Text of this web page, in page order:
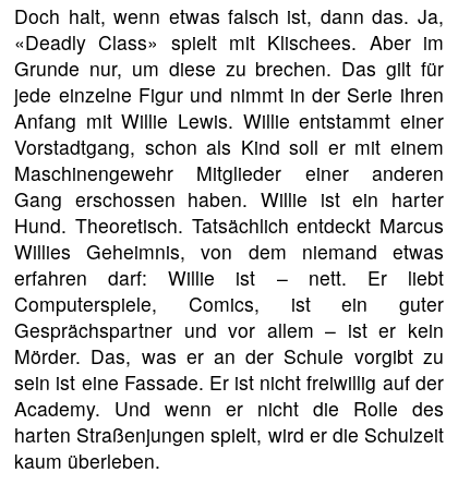
Doch halt, wenn etwas falsch ist, dann das. Ja,
«Deadly Class» spielt mit Klischees. Aber im
Grunde nur, um diese zu brechen. Das gilt für
jede einzelne Figur und nimmt in der Serie ihren
Anfang mit Willie Lewis. Willie entstammt einer
Vorstadtgang, schon als Kind soll er mit einem
Maschinengewehr Mitglieder einer anderen
Gang erschossen haben. Willie ist ein harter
Hund. Theoretisch. Tatsächlich entdeckt Marcus
Willies Geheimnis, von dem niemand etwas
erfahren darf: Willie ist – nett. Er liebt
Computerspiele, Comics, ist ein guter
Gesprächspartner und vor allem – ist er kein
Mörder. Das, was er an der Schule vorgibt zu
sein ist eine Fassade. Er ist nicht freiwillig auf der
Academy. Und wenn er nicht die Rolle des
harten Straßenjungen spielt, wird er die Schulzeit
kaum überleben.